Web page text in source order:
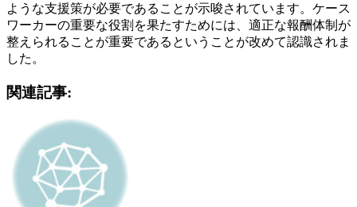
ような支援策が必要であることが示唆されています。ケース
ワーカーの重要な役割を果たすためには、適正な報酬体制が
整えられることが重要であるということが改めて認識されま
した。
関連記事: